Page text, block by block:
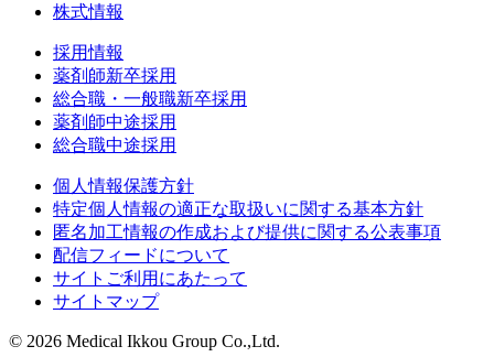
株式情報
採用情報
薬剤師新卒採用
総合職・一般職新卒採用
薬剤師中途採用
総合職中途採用
個人情報保護方針
特定個人情報の適正な取扱いに関する基本方針
匿名加工情報の作成および提供に関する公表事項
配信フィードについて
サイトご利用にあたって
サイトマップ
© 2026 Medical Ikkou Group Co.,Ltd.